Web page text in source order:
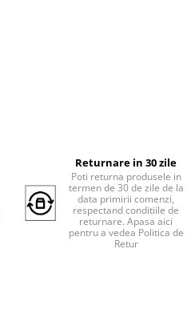
Returnare in 30 zile
Poti returna produsele in
termen de 30 de zile de la
data primirii comenzi,
respectand conditiile de
returnare. Apasa aici
pentru a vedea Politica de
Retur